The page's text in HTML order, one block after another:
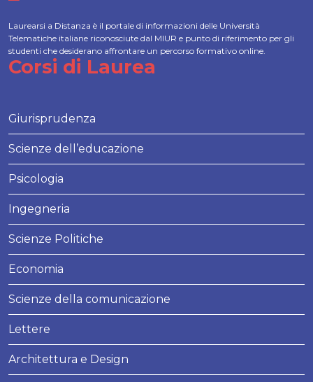
Laurearsi a Distanza è il portale di informazioni delle Università
Telematiche italiane riconosciute dal MIUR e punto di riferimento per gli
studenti che desiderano affrontare un percorso formativo online.
Corsi di Laurea
Giurisprudenza
Scienze dell’educazione
Psicologia
Ingegneria
Scienze Politiche
Economia
Scienze della comunicazione
Lettere
Architettura e Design